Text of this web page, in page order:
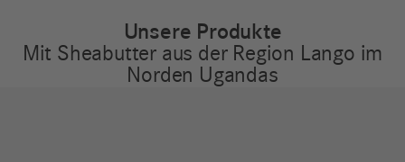
Unsere Produkte
Mit Sheabutter aus der Region Lango im
Norden Ugandas